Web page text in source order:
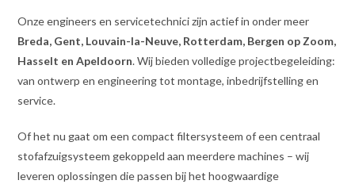
Onze engineers en servicetechnici zijn actief in onder meer
Breda, Gent, Louvain-la-Neuve, Rotterdam, Bergen op Zoom,
Hasselt en Apeldoorn. Wij bieden volledige projectbegeleiding:
van ontwerp en engineering tot montage, inbedrijfstelling en
service.
Of het nu gaat om een compact filtersysteem of een centraal
stofafzuigsysteem gekoppeld aan meerdere machines – wij
leveren oplossingen die passen bij het hoogwaardige